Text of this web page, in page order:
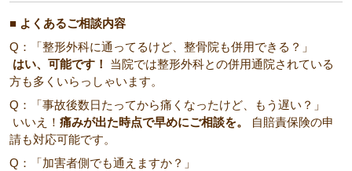
■ よくあるご相談内容
Q：「整形外科に通ってるけど、整骨院も併用できる？」
はい、可能です！
当院では整形外科との併用通院されている
方も多くいらっしゃいます。
Q：「事故後数日たってから痛くなったけど、もう遅い？」
いいえ！ 痛みが出た時点で早めにご相談を。
自賠責保険の申
請も対応可能です。
Q：「加害者側でも通えますか？」